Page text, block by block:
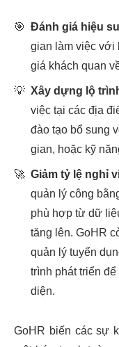
🎯 Đánh giá hiệu
gian làm việc với
giá khách quan
💡 Xây dựng lộ
việc tại các địa
đào tạo bổ sung
gian, hoặc kỹ
🚀 Giảm tỷ lệ nghỉ
quản lý công
phù hợp từ dữ
tăng lên. GoHR
quản lý tuyển
trình phát triển
diện.
GoHR biến các sự